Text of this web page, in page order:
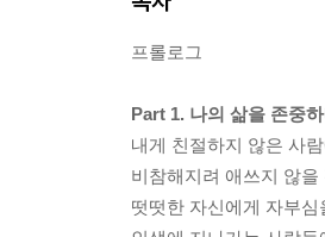
프롤로그
Part 1. 나의 삶을 존중
내게 친절하지 않은 사
비참해지려 애쓰지 않을
떳떳한 자신에게 자부심